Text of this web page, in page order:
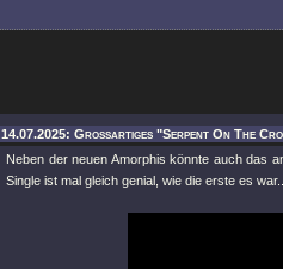
14.07.2025: Großartiges "Serpent On The
Neben der neuen Amorphis könnte auch das
Single ist mal gleich genial, wie die erste es